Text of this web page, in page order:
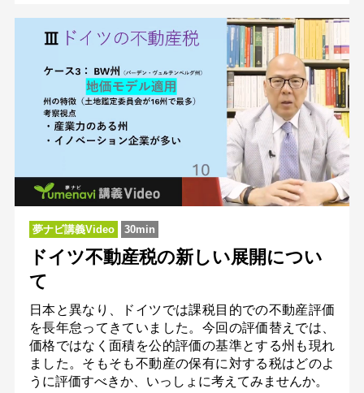
夢ナビ講義Video 30min
ドイツ不動産税の新しい展開につい
て
日本と異なり、ドイツでは課税目的での不動産評価
を長年怠ってきていました。今回の評価替えでは、
価格ではなく面積を公的評価の基準とする州も現れ
ました。そもそも不動産の保有に対する税はどのよ
うに評価すべきか、いっしょに考えてみませんか。